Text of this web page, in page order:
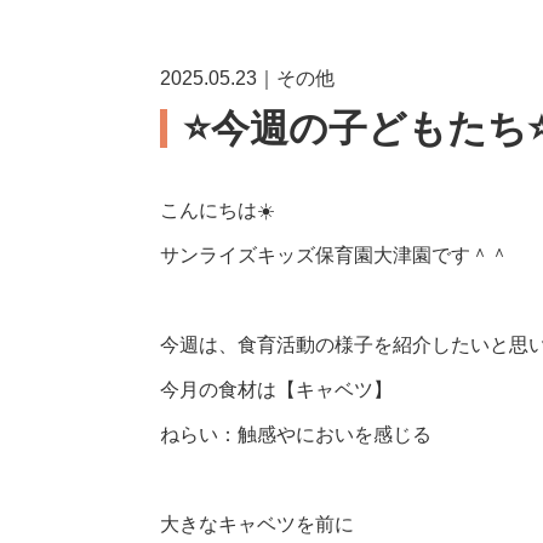
2025.05.23｜その他
⭐️今週の子どもたち
こんにちは☀️
サンライズキッズ保育園大津園です＾＾
今週は、食育活動の様子を紹介したいと思
今月の食材は【キャベツ】
ねらい：触感やにおいを感じる
大きなキャベツを前に